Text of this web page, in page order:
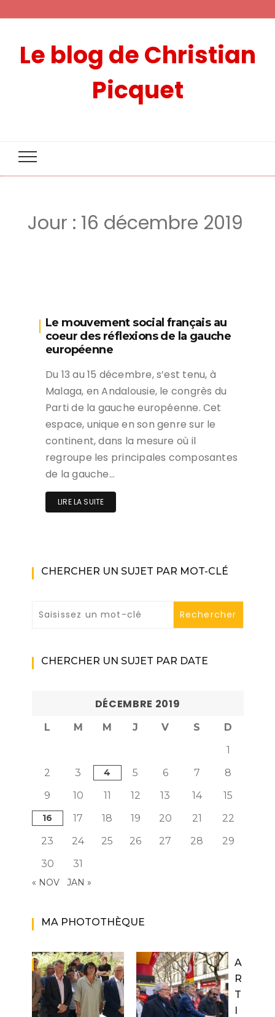
Le blog de Christian
Picquet
Jour : 16 décembre 2019
Le mouvement social français au
coeur des réflexions de la gauche
européenne
Du 13 au 15 décembre, s’est tenu, à
Malaga, en Andalousie, le congrès du
Parti de la gauche européenne. Cet
espace, unique en son genre sur le
continent, dans la mesure où il
regroupe les principales composantes
de la gauche…
LIRE LA SUITE
CHERCHER UN SUJET PAR MOT-CLÉ
CHERCHER UN SUJET PAR DATE
DÉCEMBRE 2019
L M M J V S
D
1
2
3 4 5 6 7
8
9
10 11 12 13 14 15
16 17 18 19 20 21
22
23
24 25 26 27 28
29
30
31
« NOV JAN »
MA PHOTOTHÈQUE
A
R
T
I